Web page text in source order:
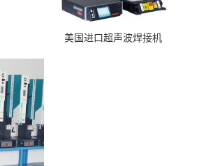
美国进口超声波焊接机